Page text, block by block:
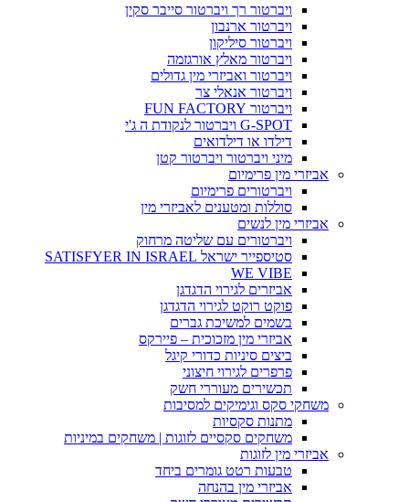
ויברטור רך ויברטור סייבר סקין
ויברטור ארנבון
ויברטור סיליקון
ויברטור מאלץ אורגזמה
ויברטור ואביזרי מין גדולים
ויברטור אנאלי צר
ויברטור FUN FACTORY
G-SPOT ויברטור לנקודת ה ג'י
דילדו או דילדואים
מיני ויברטור ויברטור קטן
אביזרי מין פרימיום
ויברטורים פרימיום
סוללות ומטענים לאביזרי מין
אביזרי מין לנשים
ויברטורים עם שליטה מרחוק
סטיספייר ישראל SATISFYER IN ISRAEL
WE VIBE
אביזרים לגירוי הדגדגן
פוקט רוקט לגירוי הדגדגן
בשמים למשיכת גברים
אביזרי מין מזכוכית – פיירקס
ביצים סיניות כדורי קיגל
פרפרים לגירוי חיצוני
תכשירים מעוררי חשק
משחקי סקס וגימיקים למסיבות
מתנות סקסיות
משחקים סקסיים לזוגות | משחקים במיניות
אביזרי מין לזוגות
טבעות רטט גומרים ביחד
אביזרי מין בהנחה